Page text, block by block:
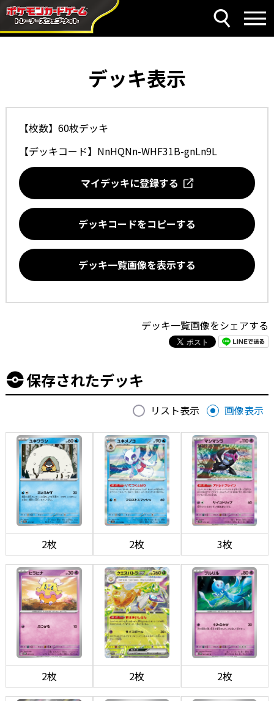
デッキ表示
【枚数】60枚デッキ
【デッキコード】 NnHQNn-WHF31B-gnLn9L
マイデッキに登録する
デッキコードをコピーする
デッキ一覧画像を表示する
デッキ一覧画像をシェアする
保存されたデッキ
リスト表示 画像表示
2枚 2枚 3枚
2枚 2枚 2枚